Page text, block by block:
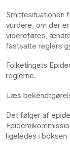
Smittesituationen
vurdere, om der
videreføres,
fastsatte reglers
Folketingets
reglerne.
Læs
Det følger af
ligeledes i boksen